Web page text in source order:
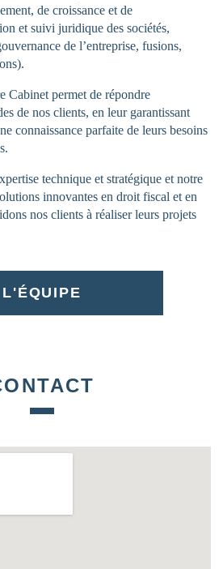
de croissance et de
et suivi juridique des sociétés,
de l’entreprise, fusions,
Cabinet permet de répondre
de nos clients, en leur garantissant
connaissance parfaite de leurs besoins
technique et stratégique et notre
innovantes en droit fiscal et en
nos clients à réaliser leurs projets
L'ÉQUIPE